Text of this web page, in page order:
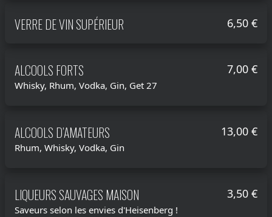
VERRE DE VIN SUPÉRIEUR 6,50 €
ALCOOLS FORTS 7,00 €
Whisky, Rhum, Vodka, Gin, Get 27
ALCOOLS D’AMATEURS 13,00 €
Rhum, Whisky, Vodka, Gin
LIQUEURS SAUVAGES MAISON 3,50 €
Saveurs selon les envies d'Heisenberg !